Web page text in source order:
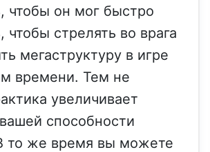
чтобы он мог быстро
чтобы стрелять во врага
мегаструктуру в игре
времени. Тем не
увеличивает
способности
то же время вы можете